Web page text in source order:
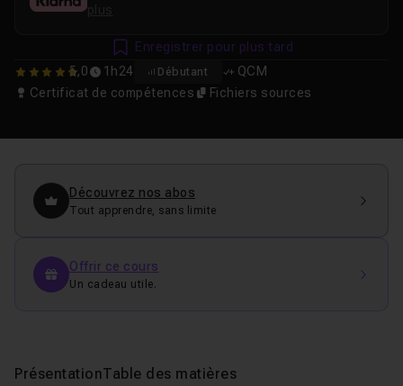
5 5,0 1h24 Débutant
QCM
Certificat de compétences
Fichiers sources
plus
Enregistrer pour plus tard
Découvrez nos abos
Tout apprendre, sans limite
Offrir ce cours
Un cadeau utile.
PrésentationTable des matières